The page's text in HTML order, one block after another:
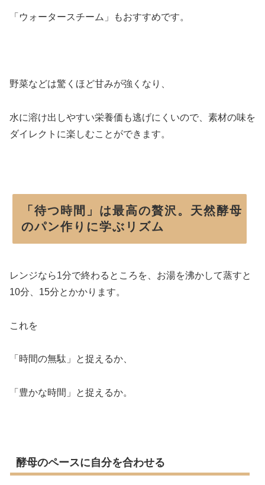
「ウォータースチーム」もおすすめです。
野菜などは驚くほど甘みが強くなり、
水に溶け出しやすい栄養価も逃げにくいので、素材の味を
ダイレクトに楽しむことができます。
「待つ時間」は最高の贅沢。天然酵母
のパン作りに学ぶリズム
レンジなら1分で終わるところを、お湯を沸かして蒸すと
10分、15分とかかります。
これを
「時間の無駄」と捉えるか、
「豊かな時間」と捉えるか。
酵母のペースに自分を合わせる